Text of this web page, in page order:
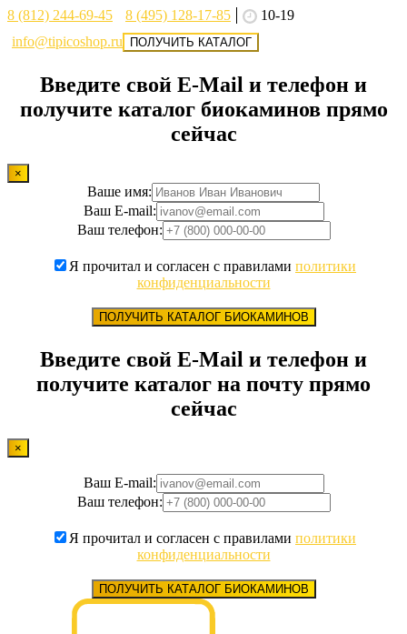
8 (812) 244-69-45 8 (495) 128-17-85
10-19
info@tipicoshop.ru
ПОЛУЧИТЬ КАТАЛОГ
Введите свой E-Mail и телефон и
получите каталог биокаминов прямо
сейчас
×
Ваше имя:
Ваш E-mail:
Ваш телефон:
Я прочитал и согласен с правилами политики
конфиденциальности
ПОЛУЧИТЬ КАТАЛОГ БИОКАМИНОВ
Введите свой E-Mail и телефон и
получите каталог на почту прямо
сейчас
×
Ваш E-mail:
Ваш телефон:
Я прочитал и согласен с правилами политики
конфиденциальности
ПОЛУЧИТЬ КАТАЛОГ БИОКАМИНОВ